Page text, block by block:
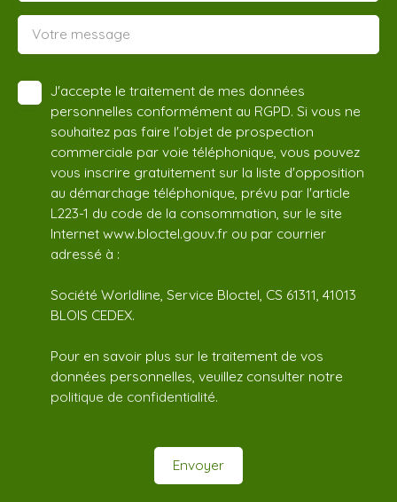
Votre message
J'accepte le traitement de mes données
personnelles conformément au RGPD. Si vous ne
souhaitez pas faire l'objet de prospection
commerciale par voie téléphonique, vous pouvez
vous inscrire gratuitement sur la liste d'opposition
au démarchage téléphonique, prévu par l'article
L223-1 du code de la consommation, sur le site
Internet www.bloctel.gouv.fr ou par courrier
adressé à :
Société Worldline, Service Bloctel, CS 61311, 41013
BLOIS CEDEX.
Pour en savoir plus sur le traitement de vos
données personnelles, veuillez consulter notre
politique de confidentialité.
Envoyer